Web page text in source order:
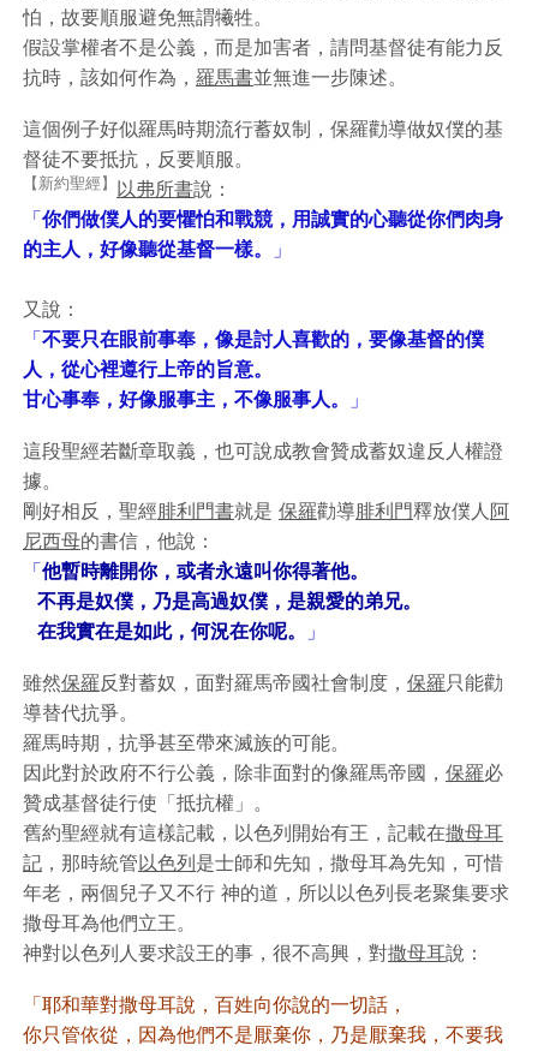
怕，故要順服避免無謂犧牲。
假設掌權者不是公義，而是加害者，請問基督徒有能力反
抗時，該如何作為， 羅馬書並無進一步陳述。
這個例子好似羅馬時期流行蓄奴制，保羅勸導做奴僕的基
督徒不要抵抗，反要順服。
【新約聖經】 以弗所書說：
「你們做僕人的要懼怕和戰競，用誠實的心聽從你們肉身
的主人，好像聽從基督一樣。
」
又說：
「不要只在眼前事奉，像是討人喜歡的，要像基督的僕
人，從心裡遵行上帝的旨意。
甘心事奉，好像服事主，不像服事人。
」
這段聖經若斷章取義，也可說成教會贊成蓄奴違反人權證
據。
剛好相反，聖經腓利門書就是 保羅勸導腓利門釋放僕人 阿
尼西母的書信，他說：
「他暫時離開你，或者永遠叫你得著他。
不再是奴僕，乃是高過奴僕，是親愛的弟兄。
在我實在是如此，何況在你呢。
」
雖然保羅反對蓄奴，面對羅馬帝國社會制度， 保羅 只能勸
導替代抗爭。
羅馬時期，抗爭甚至帶來滅族的可能。
因此對於政府不行公義，除非面對的像羅馬帝國， 保羅必
贊成基督徒行使「抵抗權」。
舊約聖經就有這樣記載，以色列開始有王，記載在撒母耳
記 ，那時統管以色列是士師和先知，撒母耳為先知，可惜
年老，兩個兒子又不行 神的道，所以以色列長老聚集要求
撒母耳為他們立王。
神對以色列人要求設王的事，很不高興，對撒母耳說：
「耶和華對撒母耳說，百姓向你說的一切話，
你只管依從，因為他們不是厭棄你，乃是厭棄我，不要我